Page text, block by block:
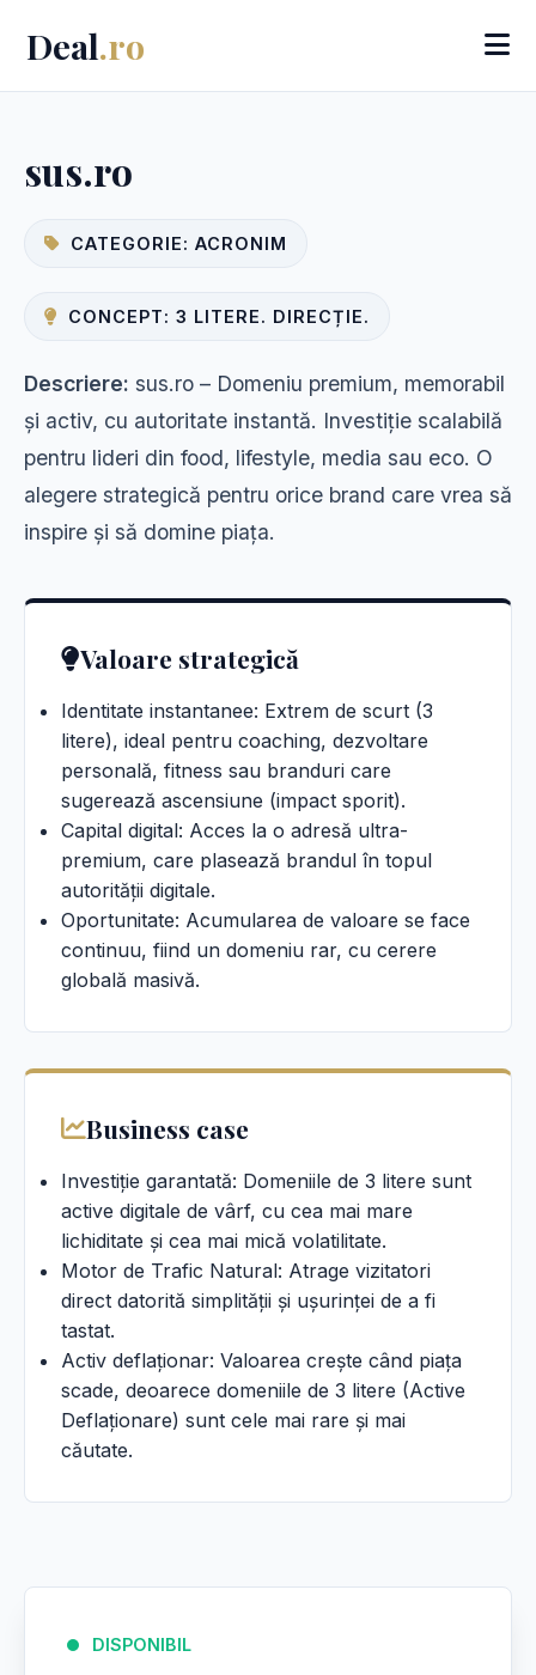
Deal.ro
sus.ro
CATEGORIE: ACRONIM
CONCEPT: 3 LITERE. DIRECȚIE.
Descriere: sus.ro – Domeniu premium, memorabil
și activ, cu autoritate instantă. Investiție scalabilă
pentru lideri din food, lifestyle, media sau eco. O
alegere strategică pentru orice brand care vrea să
inspire și să domine piața.
Valoare strategică
Identitate instantanee: Extrem de scurt (3
litere), ideal pentru coaching, dezvoltare
personală, fitness sau branduri care
sugerează ascensiune (impact sporit).
Capital digital: Acces la o adresă ultra-
premium, care plasează brandul în topul
autorității digitale.
Oportunitate: Acumularea de valoare se face
continuu, fiind un domeniu rar, cu cerere
globală masivă.
Business case
Investiție garantată: Domeniile de 3 litere sunt
active digitale de vârf, cu cea mai mare
lichiditate și cea mai mică volatilitate.
Motor de Trafic Natural: Atrage vizitatori
direct datorită simplității și ușurinței de a fi
tastat.
Activ deflaționar: Valoarea crește când piața
scade, deoarece domeniile de 3 litere (Active
Deflaționare) sunt cele mai rare și mai
căutate.
DISPONIBIL